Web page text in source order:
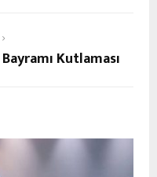
Kutlaması